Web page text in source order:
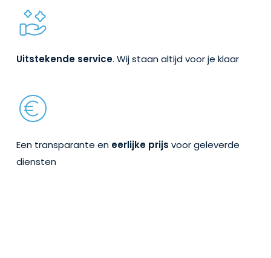
Uitstekende service. Wij staan altijd voor je klaar
Een transparante en eerlijke prijs voor geleverde
diensten